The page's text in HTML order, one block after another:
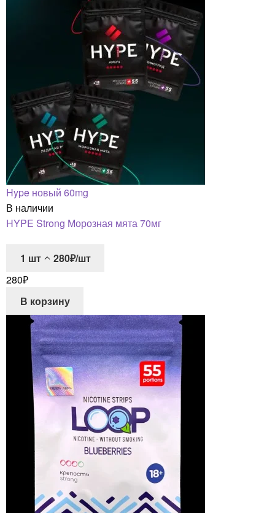
Hype новый 60mg
В наличии
HYPE Strong Морозная мята 70мг
1 шт
280₽/шт
280₽
В корзину